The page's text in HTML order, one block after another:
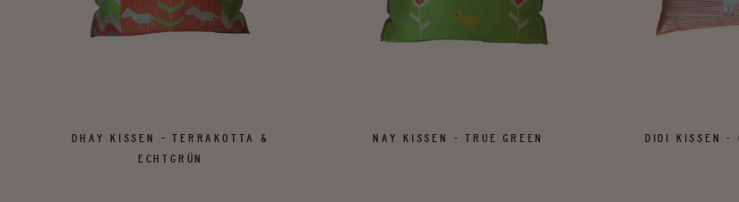
DHAY KISSEN - TERRAKOTTA &
ECHTGRÜN
NAY KISSEN - TRUE GREEN DIDI KISSEN -